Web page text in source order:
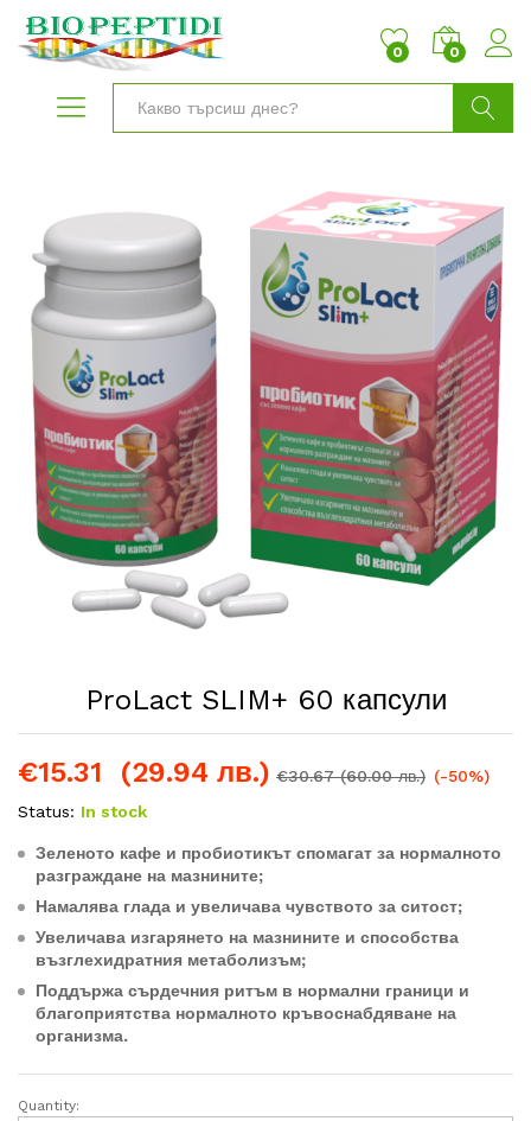
0 0
ProLact SLIM+ 60 капсули
€15.31 (29.94 лв.) €30.67 (60.00 лв.) (-50%)
Status: In stock
Зеленото кафе и пробиотикът спомагат за нормалното
разграждане на мазнините;
Намалява глада и увеличава чувството за ситост;
Увеличава изгарянето на мазнините и способства
възглехидратния метаболизъм;
Поддържа сърдечния ритъм в нормални граници и
благоприятства нормалното кръвоснабдяване на
организма.
ProLact
Quantity: